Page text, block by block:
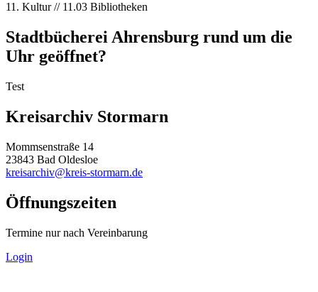
11. Kultur // 11.03 Bibliotheken
Stadtbücherei Ahrensburg rund um die
Uhr geöffnet?
Test
Kreisarchiv Stormarn
Mommsenstraße 14
23843 Bad Oldesloe
kreisarchiv@kreis-stormarn.de
Öffnungszeiten
Termine nur nach Vereinbarung
Login